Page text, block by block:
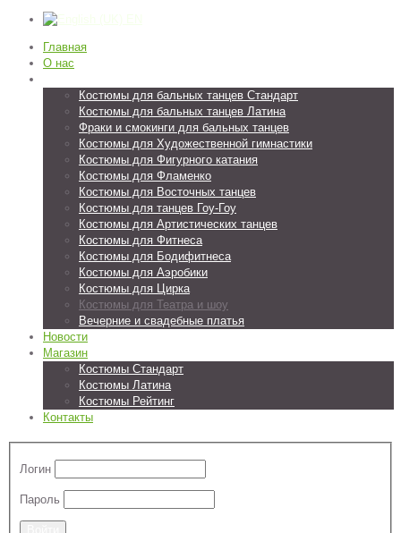
Главная
О нас
Костюмы для бальных танцев Стандарт
Костюмы для бальных танцев Латина
Фраки и смокинги для бальных танцев
Костюмы для Художественной гимнастики
Костюмы для Фигурного катания
Костюмы для Фламенко
Костюмы для Восточных танцев
Костюмы для танцев Гоу-Гоу
Костюмы для Артистических танцев
Костюмы для Фитнеса
Костюмы для Бодифитнеса
Костюмы для Аэробики
Костюмы для Цирка
Костюмы для Театра и шоу
Вечерние и свадебные платья
Новости
Магазин
Костюмы Стандарт
Костюмы Латина
Костюмы Рейтинг
Контакты
Логин
Пароль